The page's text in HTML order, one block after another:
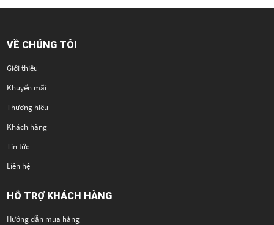
VỀ CHÚNG TÔI
Giới thiệu
Khuyến mãi
Thương hiệu
Khách hàng
Tin tức
Liên hệ
HỖ TRỢ KHÁCH HÀNG
Hướng dẫn mua hàng